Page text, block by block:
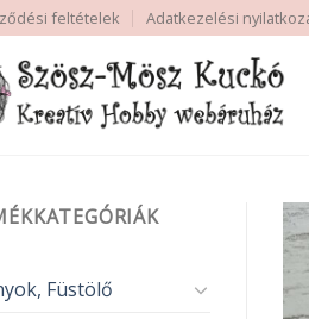
feltételek Adatkezelési
Füstölő